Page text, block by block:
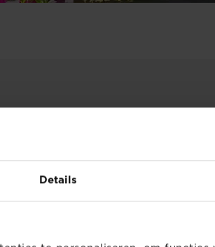
Details
AANSLAG
Een ontgroeningsritueel
over een studentikoos
het verwijderen van
hiervoor speciale
werden ontwikkeld